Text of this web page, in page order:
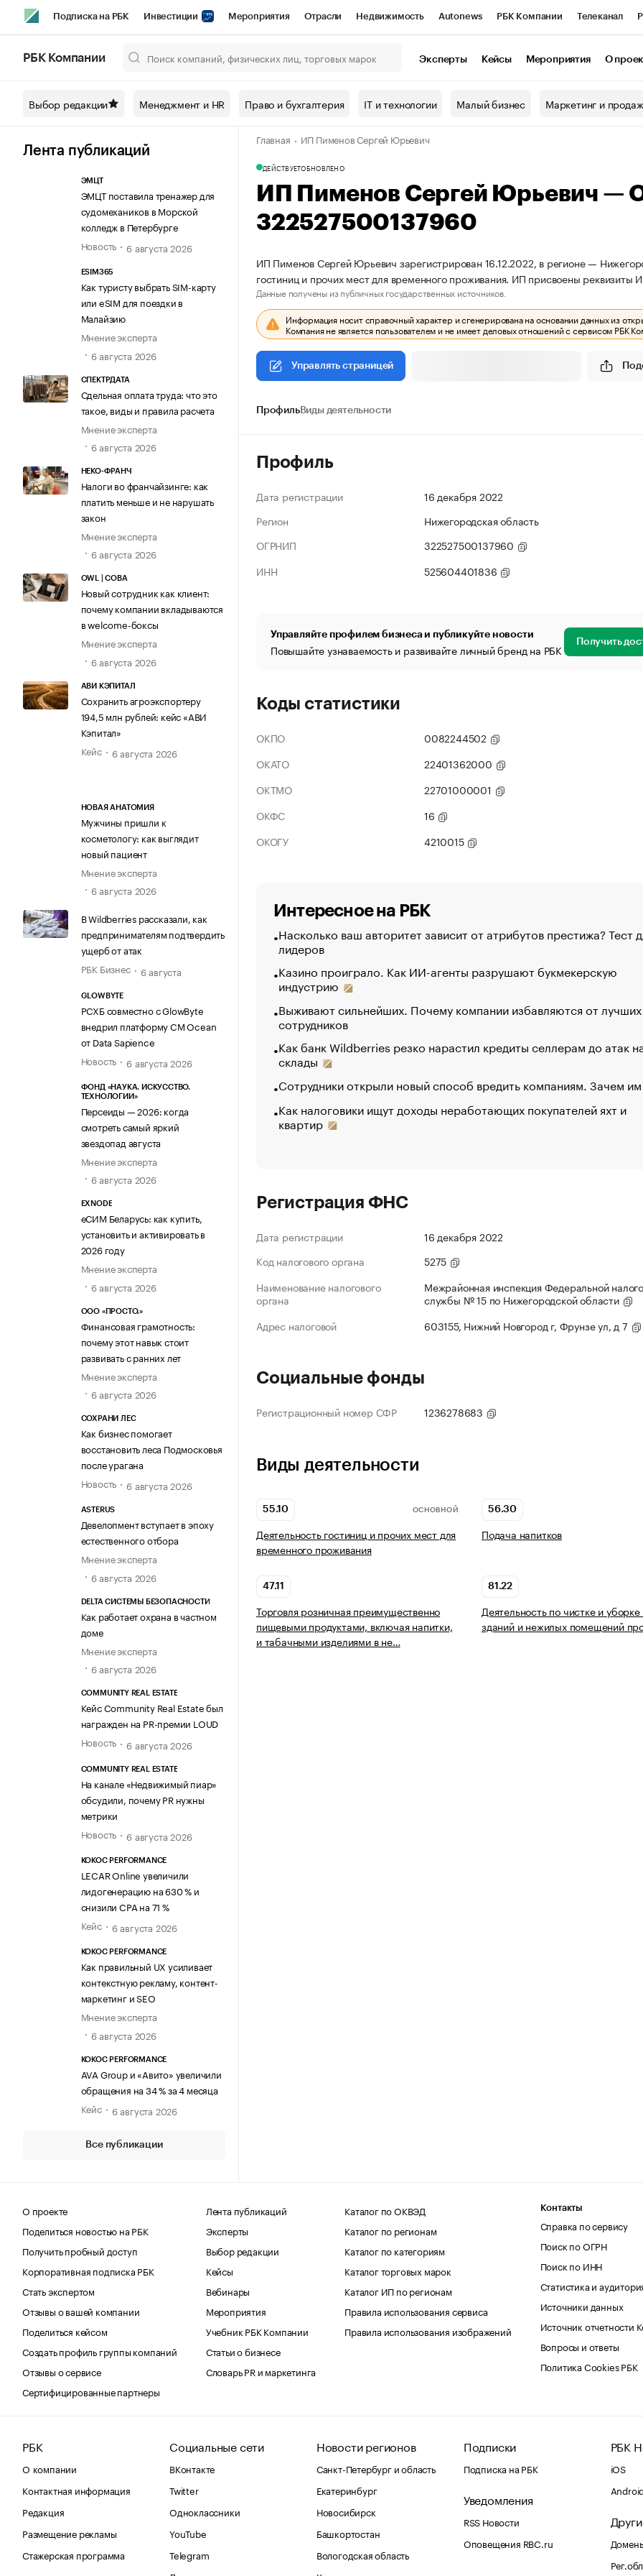
Подписка на РБК Инвестиции Мероприятия Отрасли Недвижимость Autonews РБК Компании Телеканал
Спецпроекты СПб Конференции СПб Спецпроекты Проверка контрагентов
Технологии и медиа Рынок наличной валюты
РБК Компании Эксперты Кейсы Мероприятия О
Выбор редакции Менеджмент и HR Право и бухгалтерия IT и технологии Малый бизнес Маркетинг и
Лента публикаций
ЭМЦТ
ЭМЦТ поставила тренажер для
судомехаников в Морской
колледж в Петербурге
Новость
6 августа 2026
ESIM365
Как туристу выбрать SIM-карту
или eSIM для поездки в
Малайзию
Мнение эксперта
6 августа 2026
СПЕКТРДАТА
Сдельная оплата труда: что это
такое, виды и правила расчета
Мнение эксперта
6 августа 2026
НЕКО-ФРАНЧ
Налоги во франчайзинге: как
платить меньше и не нарушать
закон
Мнение эксперта
6 августа 2026
OWL | СОВА
Новый сотрудник как клиент:
почему компании вкладываются
в welcome-боксы
Мнение эксперта
6 августа 2026
АВИ КЭПИТАЛ
Сохранить агроэкспортеру
194,5 млн рублей: кейс «АВИ
Кэпитал»
Кейс
6 августа 2026
НОВАЯ АНАТОМИЯ
Мужчины пришли к
косметологу: как выглядит
новый пациент
Мнение эксперта
6 августа 2026
В Wildberries рассказали, как
предпринимателям подтвердить
ущерб от атак
РБК Бизнес
6 августа
GLOWBYTE
РСХБ совместно с GlowByte
внедрил платформу CM Ocean
от Data Sapience
Новость
6 августа 2026
ФОНД «НАУКА. ИСКУССТВО.
ТЕХНОЛОГИИ»
Персеиды — 2026: когда
смотреть самый яркий
звездопад августа
Мнение эксперта
6 августа 2026
EXNODE
еСИМ Беларусь: как купить,
установить и активировать в
2026 году
Мнение эксперта
6 августа 2026
ООО «ПРОСТО.»
Финансовая грамотность:
почему этот навык стоит
развивать с ранних лет
Мнение эксперта
6 августа 2026
СОХРАНИ ЛЕС
Как бизнес помогает
восстановить леса Подмосковья
после урагана
Новость
6 августа 2026
ASTERUS
Девелопмент вступает в эпоху
естественного отбора
Мнение эксперта
6 августа 2026
DELTA СИСТЕМЫ БЕЗОПАСНОСТИ
Как работает охрана в частном
доме
Мнение эксперта
6 августа 2026
COMMUNITY REAL ESTATE
Кейс Community Real Estate был
награжден на PR-премии LOUD
Новость
6 августа 2026
COMMUNITY REAL ESTATE
На канале «Недвижимый пиар»
обсудили, почему PR нужны
метрики
Новость
6 августа 2026
KOKOC PERFORMANCE
LECAR Online увеличили
лидогенерацию на 630 % и
снизили CPA на 71 %
Кейс
6 августа 2026
KOKOC PERFORMANCE
Как правильный UX усиливает
контекстную рекламу, контент-
маркетинг и SEO
Мнение эксперта
6 августа 2026
KOKOC PERFORMANCE
AVA Group и «Авито» увеличили
обращения на 34 % за 4 месяца
Кейс
6 августа 2026
Все публикации
Главная ИП Пименов Сергей Юрьевич
ДЕЙСТВУЕТОБНОВЛЕНО
ИП Пименов Сергей Юрьевич —
322527500137960
ИП Пименов Сергей Юрьевич зарегистрирован 16.12.2022, в регионе —
гостиниц и прочих мест для временного проживания. ИП присвоены
Данные получены из публичных государственных источников.
Информация носит справочный характер и сгенерирована на основании данных из
Компания не является пользователем и не имеет деловых отношений с сервисом РБК
Управлять страницей
ПрофильВиды деятельности
Профиль
Дата регистрации
16 декабря 2022
Регион
Нижегородская область
ОГРНИП
322527500137960
ИНН
525604401836
Управляйте профилем бизнеса и публикуйте новости
Повышайте узнаваемость и развивайте личный бренд на РБК Получить
Коды статистики
ОКПО
0082244502
ОКАТО
22401362000
ОКТМО
22701000001
ОКФС
16
ОКОГУ
4210015
Интересное на РБК
Насколько ваш авторитет зависит от атрибутов престижа? Тест
лидеров
Казино проиграло. Как ИИ-агенты разрушают букмекерскую
индустрию
Выживают сильнейших. Почему компании избавляются от лучших
сотрудников
Как банк Wildberries резко нарастил кредиты селлерам до атак
склады
Сотрудники открыли новый способ вредить компаниям. Зачем
Как налоговики ищут доходы неработающих покупателей яхт и
квартир
Регистрация ФНС
Дата регистрации
16 декабря 2022
Код налогового органа
5275
Наименование налогового
органа
Межрайонная инспекция Федеральной
службы № 15 по Нижегородской области
Адрес налоговой
603155, Нижний Новгород г, Фрунзе ул, д 7
Социальные фонды
Регистрационный номер СФР 1236278683
Виды деятельности
55.10 ОСНОВНОЙ
Деятельность гостиниц и прочих мест для
временного проживания
56.30
Подача напитков
47.11
Торговля розничная преимущественно
пищевыми продуктами, включая напитки,
и табачными изделиями в не…
81.22
Деятельность по чистке и
зданий и нежилых помещений
О проекте
Поделиться новостью на РБК
Получить пробный доступ
Корпоративная подписка РБК
Стать экспертом
Отзывы о вашей компании
Поделиться кейсом
Создать профиль группы компаний
Отзывы о сервисе
Сертифицированные партнеры
Лента публикаций
Эксперты
Выбор редакции
Кейсы
Вебинары
Мероприятия
Учебник РБК Компании
Статьи о бизнесе
Словарь PR и маркетинга
Каталог по ОКВЭД
Каталог по регионам
Каталог по категориям
Каталог торговых марок
Каталог ИП по регионам
Правила использования сервиса
Правила использования изображений
Контакты
Справка по сервису
Поиск по ОГРН
Поиск по ИНН
Статистика и
Источники данных
Источник отчетности
Вопросы и ответы
Политика Cookies РБК
РБК
О компании
Контактная информация
Редакция
Размещение рекламы
Стажерская программа
Социальные сети
ВКонтакте
Twitter
Одноклассники
YouTube
Telegram
Новости регионов
Санкт-Петербург и область
Екатеринбург
Новосибирск
Башкортостан
Вологодская область
Подписки
Подписка на РБК
Уведомления
RSS Новости
Оповещения RBC.ru
РБК
iOS